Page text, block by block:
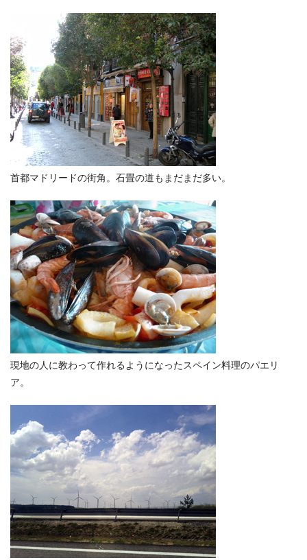
首都マドリードの街角。石畳の道もまだまだ多い。
現地の人に教わって作れるようになったスペイン料理のパエリ
ア。